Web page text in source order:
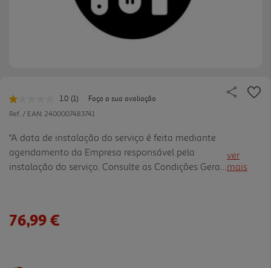
1.0 Leu
uma
Link
para
a
mesma
página.
(1)
Faça a sua avaliação
Ref. / EAN: 2400007483741
"A data de instalação do serviço é feita mediante
agendamento da Empresa responsável pela
instalação do serviço. Consulte as Condições Gerais
ver
mais
76,99 €